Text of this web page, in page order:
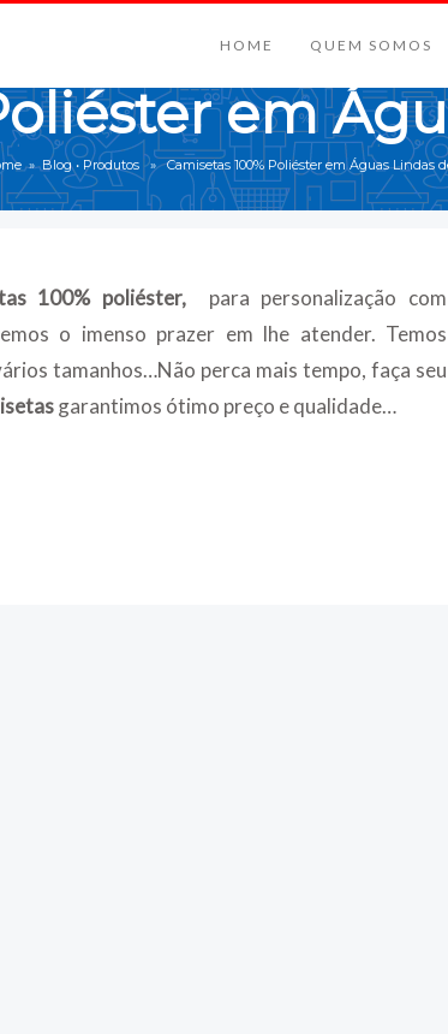
HOME QUEM SOMOS
em
»Blog• Produtos» Camisetas 100% Poliéster em Águas Lindas
100% poliéster,
para personalização com
o imenso prazer em lhe atender. Temos
tamanhos…Não perca mais tempo, faça seu
garantimos ótimo preço e qualidade…